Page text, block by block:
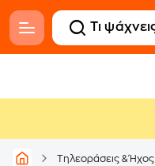
Τηλεοράσεις & Ήχος